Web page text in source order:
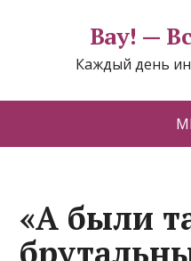
Вау! —
Каждый день
«А были